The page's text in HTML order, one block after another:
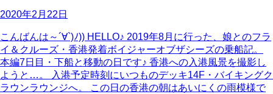
2020年2月22日
こんばんは～´∀`)ﾉ)) HELLO♪ 2019年8月に行った、娘とのフラ
イ＆クルーズ・香港発着ボイジャーオブザシーズの乗船記。
本編7日目・下船と移動の日です♪ 香港への入港風景を撮影し
ようと…。 入港予定時刻にいつものデッキ14F・バイキングク
ラウンラウンジへ。 この日の香港の朝はあいにくの雨模様で